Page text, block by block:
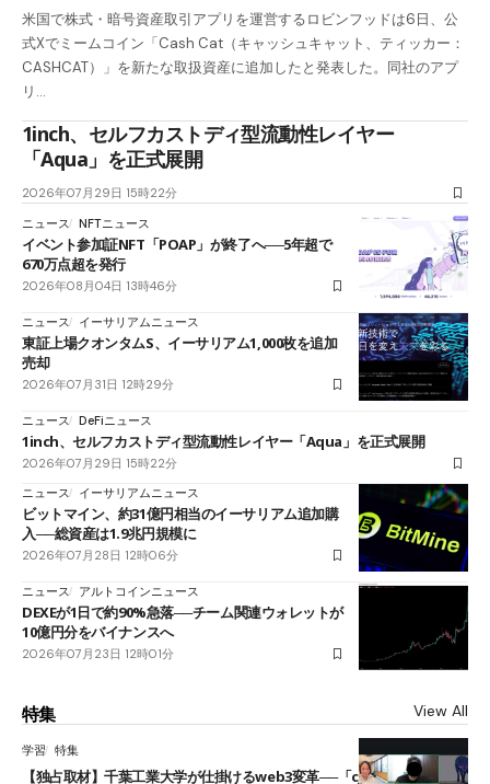
米国で株式・暗号資産取引アプリを運営するロビンフッドは6日、公
式Xでミームコイン「Cash Cat（キャッシュキャット、ティッカー：
CASHCAT）」を新たな取扱資産に追加したと発表した。同社のアプ
リ…
1inch、セルフカストディ型流動性レイヤー
「Aqua」を正式展開
2026年07月29日 15時22分
ニュース NFTニュース
イベント参加証NFT「POAP」が終了へ──5年超で
670万点超を発行
2026年08月04日 13時46分
ニュース イーサリアムニュース
東証上場クオンタムS、イーサリアム1,000枚を追加
売却
2026年07月31日 12時29分
ニュース DeFiニュース
1inch、セルフカストディ型流動性レイヤー「Aqua」を正式展開
2026年07月29日 15時22分
ニュース
イーサリアムニュース
ビットマイン、約31億円相当のイーサリアム追加購
入──総資産は1.9兆円規模に
2026年07月28日 12時06分
ニュース アルトコインニュース
DEXEが1日で約90%急落──チーム関連ウォレットが
10億円分をバイナンスへ
2026年07月23日 12時01分
特集 View All
学習 特集
【独占取材】千葉工業大学が仕掛けるweb3変革──「cJPY」とAIの融合